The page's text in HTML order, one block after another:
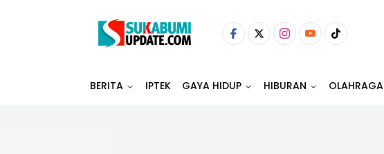
BERITA IPTEK GAYA HIDUP HIBURAN OLAHRAGA